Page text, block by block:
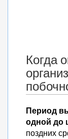
Когда
Период
одной до
поздних